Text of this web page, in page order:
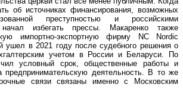
об источниках финансирования, возможных
преступностью и российскими
избегать прессы. Макаренко также
импортно-экспортную фирму NC Nordic
ушел в 2021 году после судебного решения о
учетом в России и Беларуси. По
условный срок, общественные работы и
предпринимательскую деятельность. В то же
связи связаны именно с Московским